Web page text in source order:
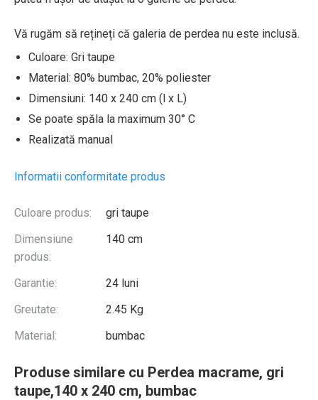
Vă rugăm să rețineți că galeria de perdea nu este inclusă.
Culoare: Gri taupe
Material: 80% bumbac, 20% poliester
Dimensiuni: 140 x 240 cm (l x L)
Se poate spăla la maximum 30° C
Realizată manual
Informatii conformitate produs
Culoare produs:
gri taupe
Dimensiune
produs:
140 cm
Garantie:
24 luni
Greutate:
2.45 Kg
Material:
bumbac
Produse similare cu Perdea macrame, gri
taupe,140 x 240 cm, bumbac